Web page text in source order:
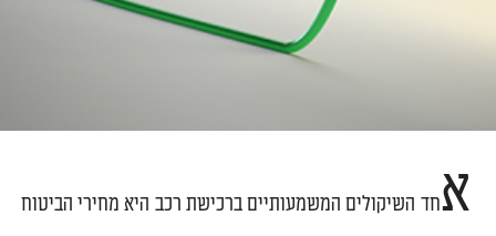
אחד השיקולים המשמעותיים ברכישת רכב היא מחירי הביטוח